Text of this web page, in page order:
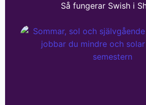
Så fungerar Swish i